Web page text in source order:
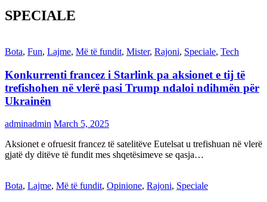
SPECIALE
Bota, Fun, Lajme, Më të fundit, Mister, Rajoni, Speciale, Tech
Konkurrenti francez i Starlink pa aksionet e tij të
trefishohen në vlerë pasi Trump ndaloi ndihmën për
Ukrainën
adminadmin March 5, 2025
Aksionet e ofruesit francez të satelitëve Eutelsat u trefishuan në vlerë
gjatë dy ditëve të fundit mes shqetësimeve se qasja…
Bota, Lajme, Më të fundit, Opinione, Rajoni, Speciale